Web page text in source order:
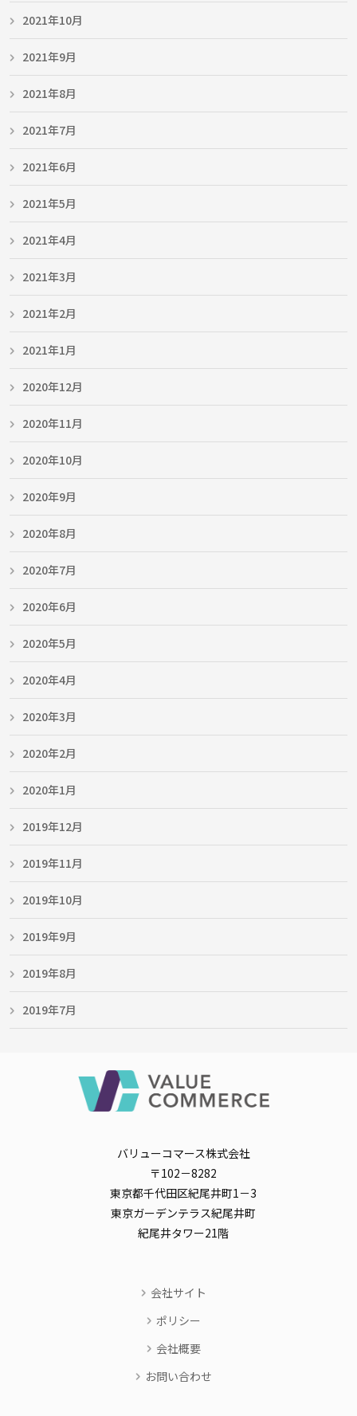
2021年10月
2021年9月
2021年8月
2021年7月
2021年6月
2021年5月
2021年4月
2021年3月
2021年2月
2021年1月
2020年12月
2020年11月
2020年10月
2020年9月
2020年8月
2020年7月
2020年6月
2020年5月
2020年4月
2020年3月
2020年2月
2020年1月
2019年12月
2019年11月
2019年10月
2019年9月
2019年8月
2019年7月
バリューコマース株式会社
〒102－8282
東京都千代田区紀尾井町1－3
東京ガーデンテラス紀尾井町
紀尾井タワー21階
会社サイト
ポリシー
会社概要
お問い合わせ